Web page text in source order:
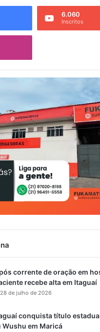
6.060
Inscritos
corrente de oração em
recebe alta em Itaguaí
28 de julho de 2026
conquista título
Wushu em Maricá